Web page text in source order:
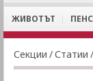
ЖИВОТЪТ
Секции /Статии /